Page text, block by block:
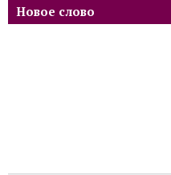
Новое слово